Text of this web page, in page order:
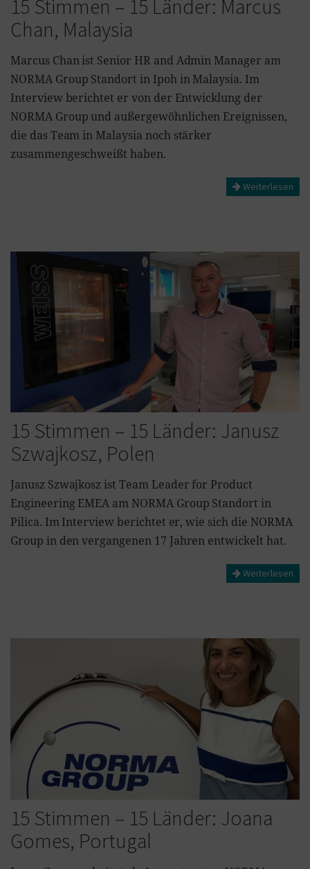
15 Stimmen – 15 Länder: Marcus
Chan, Malaysia
Marcus Chan ist Senior HR and Admin Manager am
NORMA Group Standort in Ipoh in Malaysia. Im
Interview berichtet er von der Entwicklung der
NORMA Group und außergewöhnlichen Ereignissen,
die das Team in Malaysia noch stärker
zusammengeschweißt haben.
Weiterlesen
15 Stimmen – 15 Länder: Janusz
Szwajkosz, Polen
Janusz Szwajkosz ist Team Leader for Product
Engineering EMEA am NORMA Group Standort in
Pilica. Im Interview berichtet er, wie sich die NORMA
Group in den vergangenen 17 Jahren entwickelt hat.
Weiterlesen
15 Stimmen – 15 Länder: Joana
Gomes, Portugal